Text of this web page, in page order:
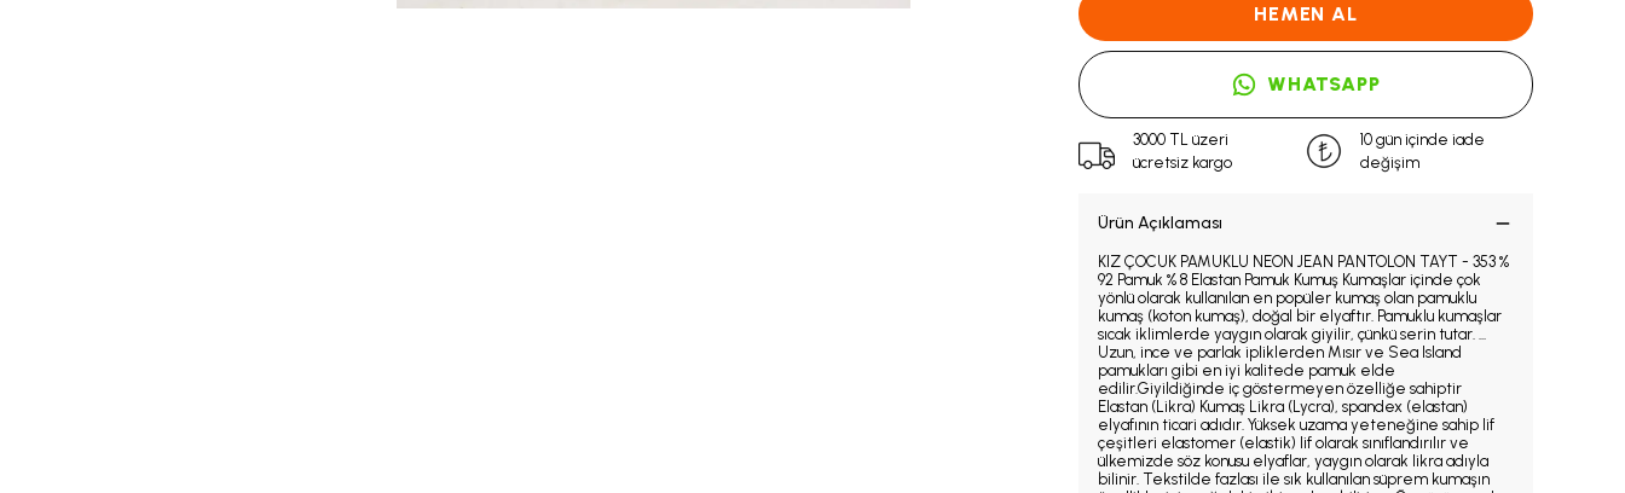
HEMEN AL
WHATSAPP
3000 TL üzeri
ücretsiz kargo
10 gün içinde iade
değişim
Ürün Açıklaması
KIZ ÇOCUK PAMUKLU NEON JEAN PANTOLON TAYT - 353 %
92 Pamuk % 8 Elastan Pamuk Kumuş Kumaşlar içinde çok
yönlü olarak kullanılan en popüler kumaş olan pamuklu
kumaş (koton kumaş), doğal bir elyaftır. Pamuklu kumaşlar
sıcak iklimlerde yaygın olarak giyilir, çünkü serin tutar. ...
Uzun, ince ve parlak ipliklerden Mısır ve Sea Island
pamukları gibi en iyi kalitede pamuk elde
edilir.Giyildiğinde iç göstermeyen özelliğe sahiptir
Elastan (Likra) Kumaş Likra (Lycra), spandex (elastan)
elyafının ticari adıdır. Yüksek uzama yeteneğine sahip lif
çeşitleri elastomer (elastik) lif olarak sınıflandırılır ve
ülkemizde söz konusu elyaflar, yaygın olarak likra adıyla
bilinir. Tekstilde fazlası ile sık kullanılan süprem kumaşın